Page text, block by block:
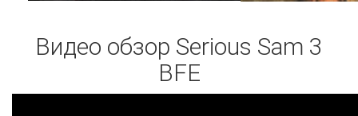
Видео обзор Serious Sam 3
BFE